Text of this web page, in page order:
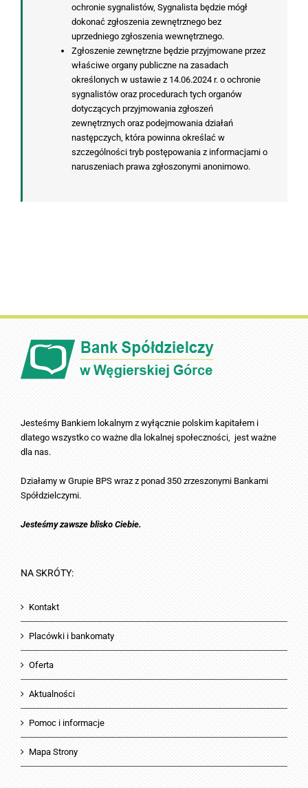
ochronie sygnalistów, Sygnalista będzie mógł
dokonać zgłoszenia zewnętrznego bez
uprzedniego zgłoszenia wewnętrznego.
Zgłoszenie zewnętrzne będzie przyjmowane przez
właściwe organy publiczne na zasadach
określonych w ustawie z 14.06.2024 r. o ochronie
sygnalistów oraz procedurach tych organów
dotyczących przyjmowania zgłoszeń
zewnętrznych oraz podejmowania działań
następczych, która powinna określać w
szczególności tryb postępowania z informacjami o
naruszeniach prawa zgłoszonymi anonimowo.
Jesteśmy Bankiem lokalnym z wyłącznie polskim kapitałem i
dlatego wszystko co ważne dla lokalnej społeczności, jest ważne
dla nas.
Działamy w Grupie BPS wraz z ponad 350 zrzeszonymi Bankami
Spółdzielczymi.
Jesteśmy zawsze blisko Ciebie.
NA SKRÓTY:
Kontakt
Placówki i bankomaty
Oferta
Aktualności
Pomoc i informacje
Mapa Strony